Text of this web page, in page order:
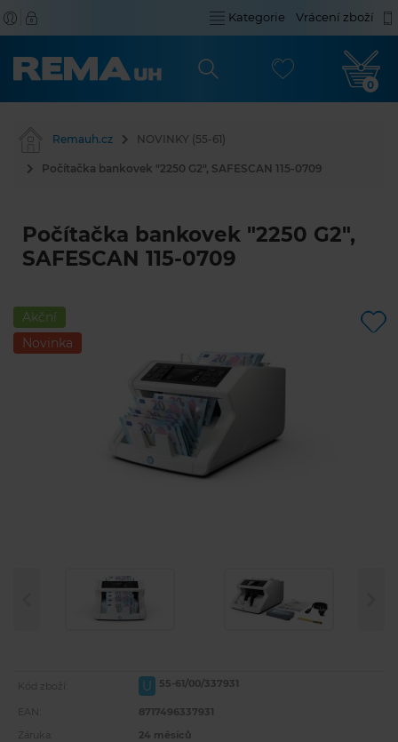
Kategorie Vrácení zboží
0
Remauh.cz NOVINKY (55-61)
Počítačka bankovek "2250 G2", SAFESCAN 115-0709
Počítačka bankovek "2250 G2",
SAFESCAN 115-0709
Akční
Novinka
Kód zboží: U 55-61/00/337931
EAN:
8717496337931
Záruka:
24 měsíců